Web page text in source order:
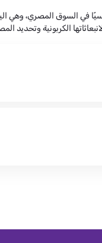
في السوق المصري، وهي
الكربونية وتحديد